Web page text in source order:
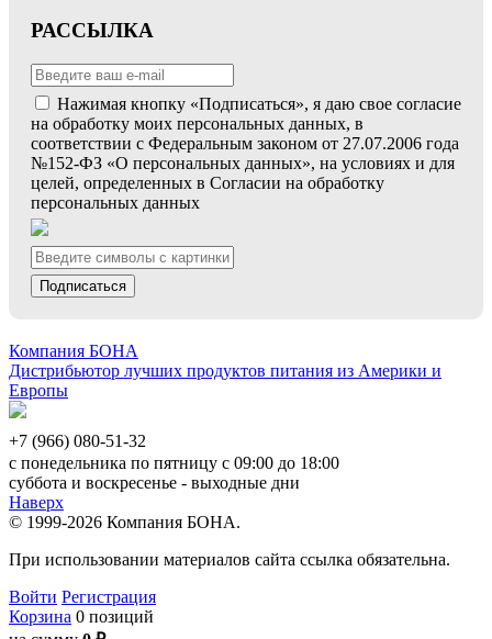
РАССЫЛКА
Нажимая кнопку «Подписаться», я даю свое согласие
на обработку моих персональных данных, в
соответствии с Федеральным законом от 27.07.2006 года
№152-ФЗ «О персональных данных», на условиях и для
целей, определенных в Согласии на обработку
персональных данных
Подписаться
Компания БОНА
Дистрибьютор лучших продуктов питания из Америки и
Европы
+7 (966) 080-51-32
с понедельника по пятницу с 09:00 до 18:00
суббота и воскресенье - выходные дни
Наверх
© 1999-2026 Компания БОНА.
При использовании материалов сайта ссылка обязательна.
Войти Регистрация
Корзина 0 позиций